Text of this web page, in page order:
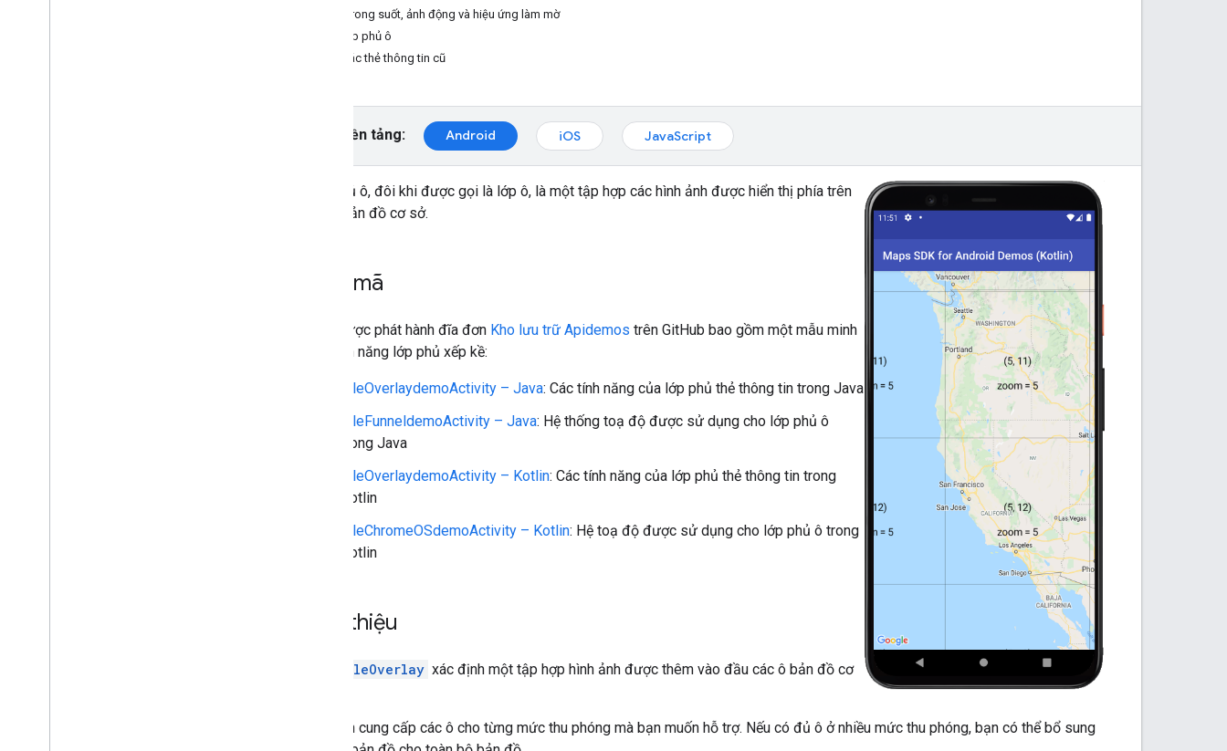
Độ trong suốt, ảnh động và hiệu ứng làm mờ
Xoá lớp phủ ô
Xoá các thẻ thông tin cũ
Chọn nền tảng: Android iOS JavaScript
Lớp phủ ô, đôi khi được gọi là lớp ô, là một tập hợp các hình ảnh được hiển thị phía trên
các ô bản đồ cơ sở.
Mẫu mã
Chiến lược phát hành đĩa đơn Kho lưu trữ Apidemos trên GitHub bao gồm một mẫu minh
hoạ tính năng lớp phủ xếp kề:
TileOverlaydemoActivity – Java: Các tính năng của lớp phủ thẻ thông tin trong Java
TileFunneldemoActivity – Java: Hệ thống toạ độ được sử dụng cho lớp phủ ô
trong Java
TileOverlaydemoActivity – Kotlin: Các tính năng của lớp phủ thẻ thông tin trong
Kotlin
TileChromeOSdemoActivity – Kotlin: Hệ toạ độ được sử dụng cho lớp phủ ô trong
Kotlin
Giới thiệu
TileOverlay xác định một tập hợp hình ảnh được thêm vào đầu các ô bản đồ cơ
Bạn cần cung cấp các ô cho từng mức thu phóng mà bạn muốn hỗ trợ. Nếu có đủ ô ở nhiều mức thu phóng, bạn có thể bổ sung